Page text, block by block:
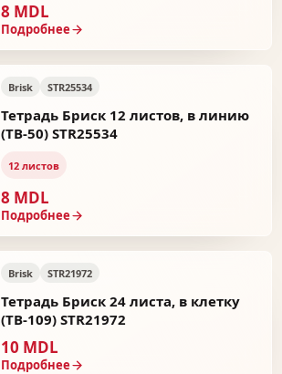
8 MDL
Подробнее
Brisk STR25534
Тетрадь Бриск 12 листов, в линию
(ТВ-50) STR25534
12 листов
8 MDL
Подробнее
Brisk STR21972
Тетрадь Бриск 24 листа, в клетку
(ТВ-109) STR21972
10 MDL
Подробнее